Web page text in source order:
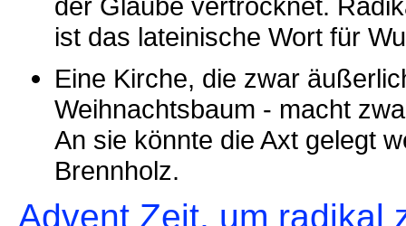
ist das lateinische Wort für
Eine Kirche, die zwar
Weihnachtsbaum - macht
An sie könnte die Axt gelegt
Brennholz.
Advent Zeit, um radikal